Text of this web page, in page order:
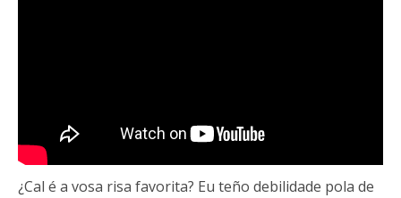
¿Cal é a vosa risa favorita? Eu teño debilidade pola de